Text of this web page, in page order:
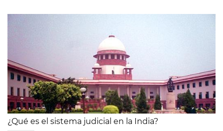
¿Qué es el sistema judicial en la India?